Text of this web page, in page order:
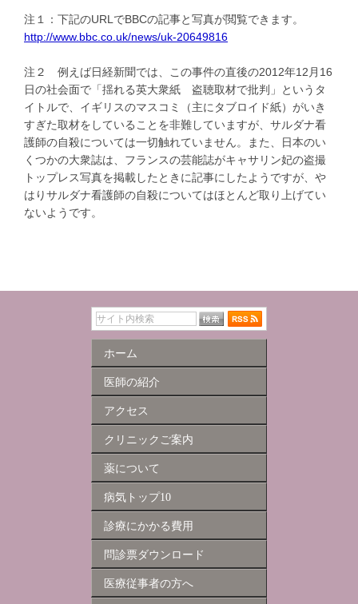
注１：下記のURLでBBCの記事と写真が閲覧できます。
http://www.bbc.co.uk/news/uk-20649816
注２ 例えば日経新聞では、この事件の直後の2012年12月16
日の社会面で「揺れる英大衆紙 盗聴取材で批判」というタ
イトルで、イギリスのマスコミ（主にタブロイド紙）がいき
すぎた取材をしていることを非難していますが、サルダナ看
護師の自殺については一切触れていません。また、日本のい
くつかの大衆誌は、フランスの芸能誌がキャサリン妃の盗撮
トップレス写真を掲載したときに記事にしたようですが、や
はりサルダナ看護師の自殺についてはほとんど取り上げてい
ないようです。
ホーム
医師の紹介
アクセス
クリニックご案内
薬について
病気トップ10
診療にかかる費用
問診票ダウンロード
医療従事者の方へ